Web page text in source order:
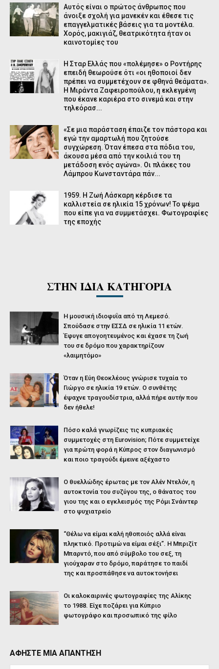
Αυτός είναι ο πρώτος άνθρωπος που
άνοιξε σχολή για μανεκέν και έθεσε τις
επαγγελματικές βάσεις για τα μοντέλα.
Χορός, μακιγιάζ, θεατρικότητα ήταν οι
καινοτομίες του
Η Σταρ Ελλάς που «πολέμησε» ο Ροντήρης
επειδή θεωρούσε ότι «οι ηθοποιοί δεν
πρέπει να συμμετέχουν σε φθηνά θεάματα».
Η Μιράντα Ζαφειροπούλου, η εκλεγμένη
που έκανε καριέρα στο σινεμά και στην
τηλεόρασ...
«Σε μια παράσταση έπαιζε τον πάστορα και
εγώ την αμαρτωλή που ζητούσε
συγχώρεση. Όταν έπεσα στα πόδια του,
άκουσα μέσα από την κοιλιά του τη
μετάδοση ενός αγώνα». Οι πλάκες του
Λάμπρου Κωνσταντάρα πάν...
1959. Η Ζωή Λάσκαρη κέρδισε τα
καλλιστεία σε ηλικία 15 χρόνων! Το ψέμα
που είπε για να συμμετάσχει. Φωτογραφίες
της εποχής
ΣΤΗΝ ΙΔΙΑ ΚΑΤΗΓΟΡΙΑ
Η μουσική ιδιοφυΐα από τη Λεμεσό.
Σπούδασε στην ΕΣΣΔ σε ηλικία 11 ετών.
Έφυγε απογοητευμένος και έχασε τη ζωή
του σε δρόμο που χαρακτηρίζουν
«λαιμητόμο»
Όταν η Εύη Θεοκλέους γνώρισε τυχαία το
Γιώργο σε ηλικία 19 ετών. Ο συνθέτης
έψαχνε τραγουδίστρια, αλλά πήρε αυτήν που
δεν ήθελε!
Πόσο καλά γνωρίζεις τις κυπριακές
συμμετοχές στη Eurovision; Πότε συμμετείχε
για πρώτη φορά η Κύπρος στον διαγωνισμό
και ποιο τραγούδι έμεινε αξέχαστο
Ο θυελλώδης έρωτας με τον Αλέν Ντελόν, η
αυτοκτονία του συζύγου της, ο θάνατος του
γιου της και ο εγκλεισμός της Ρόμι Σνάιντερ
στο ψυχιατρείο
“Θέλω να είμαι καλή ηθοποιός αλλά είναι
πληκτικό. Προτιμώ να είμαι σέξι”. Η Μπριζίτ
Μπαρντό, που από σύμβολο του σεξ, τη
γιούχαραν στο δρόμο, παράτησε το παιδί
της και προσπάθησε να αυτοκτονήσει
Οι καλοκαιρινές φωτογραφίες της Αλίκης
το 1988. Είχε ποζάρει για Κύπριο
φωτογράφο και προσωπικό της φίλο
ΑΦΗΣΤΕ ΜΙΑ ΑΠΑΝΤΗΣΗ